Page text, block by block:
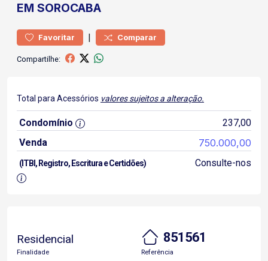
EM SOROCABA
Favoritar | Comparar
Compartilhe:
Total para Acessórios valores sujeitos a alteração.
Condomínio
237,00
Venda
750.000,00
(ITBI, Registro, Escritura e Certidões) Consulte-nos
Residencial
Finalidade
851561
Referência